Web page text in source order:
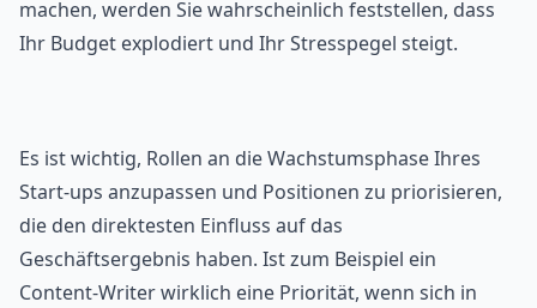
machen, werden Sie wahrscheinlich feststellen, dass
Ihr Budget explodiert und Ihr Stresspegel steigt.
Es ist wichtig, Rollen an die Wachstumsphase Ihres
Start-ups anzupassen und Positionen zu priorisieren,
die den direktesten Einfluss auf das
Geschäftsergebnis haben. Ist zum Beispiel ein
Content-Writer wirklich eine Priorität, wenn sich in